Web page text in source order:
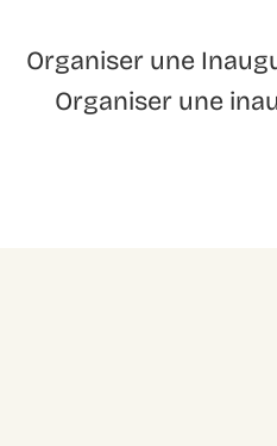
Organiser une
Organiser une